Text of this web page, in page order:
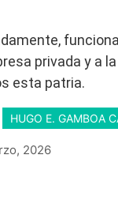
privada y a
esta patria.
HUGO E. GAMBOA
2026